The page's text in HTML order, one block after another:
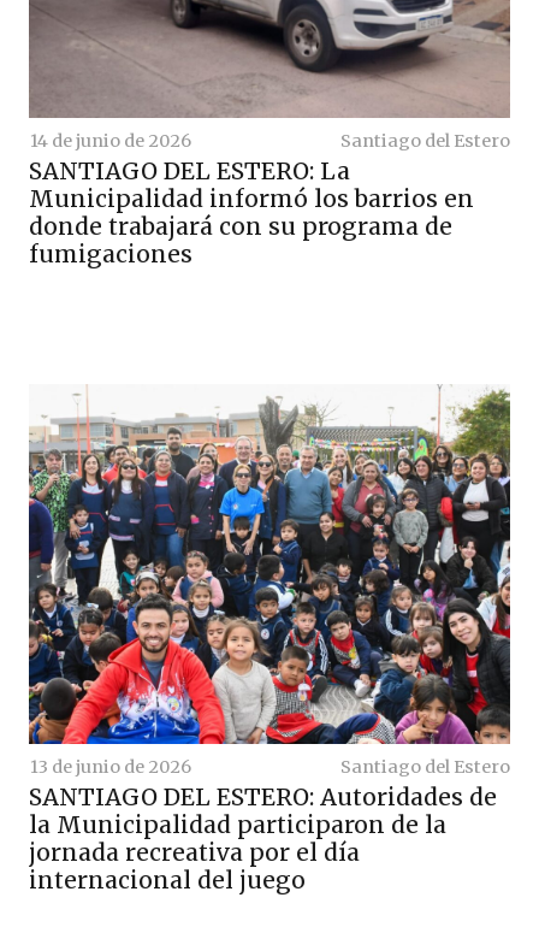
14 de junio de 2026 Santiago del Estero
SANTIAGO DEL ESTERO: La
Municipalidad informó los barrios en
donde trabajará con su programa de
fumigaciones
13 de junio de 2026 Santiago del Estero
SANTIAGO DEL ESTERO: Autoridades de
la Municipalidad participaron de la
jornada recreativa por el día
internacional del juego